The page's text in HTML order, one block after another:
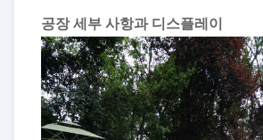
공장 세부 사항과 디스플레이